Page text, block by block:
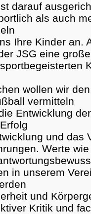
darauf
als auch
Ihre Kinder an.
JSG eine
wollen wir
vermitteln
Entwicklung
und das
Werte
in unserem
und
Kritik und